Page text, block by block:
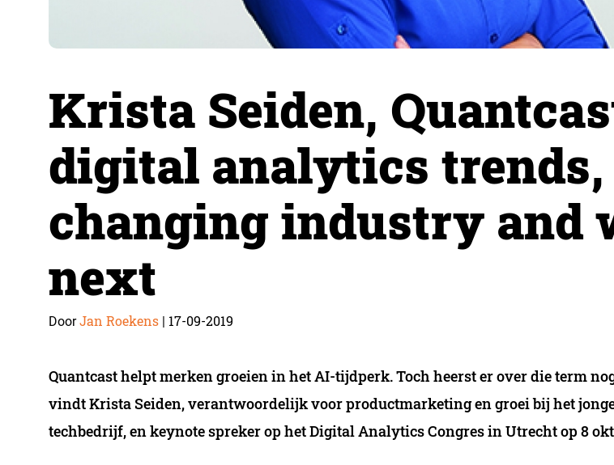
Krista Seiden,
digital analytics trends,
changing industry and
next
DoorJan Roekens | 17-09-2019
Quantcast helpt merken groeien in het AI-tijdperk. Toch heerst er over die term
vindt Krista Seiden, verantwoordelijk voor productmarketing en groei bij het
techbedrijf, en keynote spreker op het Digital Analytics Congres in Utrechtop 8